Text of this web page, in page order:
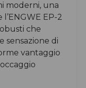
moderni, una
EP-2
che
sensazione di
vantaggio